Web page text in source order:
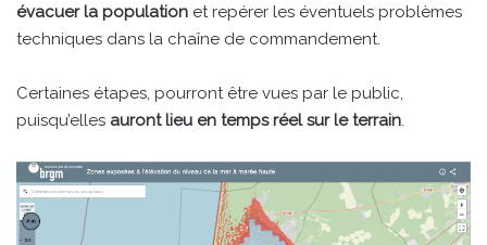
évacuer la population et repérer les éventuels problèmes
techniques dans la chaîne de commandement.
Certaines étapes, pourront être vues par le public,
puisqu’elles auront lieu en temps réel sur le terrain.